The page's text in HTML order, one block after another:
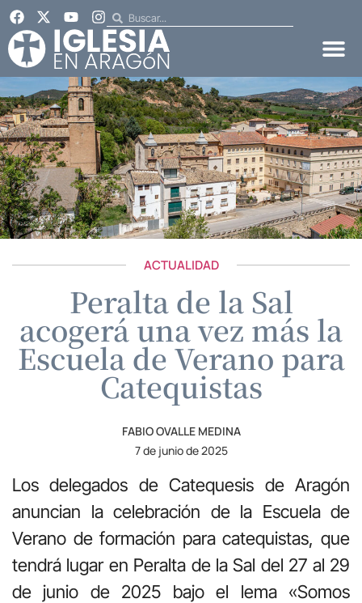
ACTUALIDAD
Peralta de la Sal
acogerá una vez más la
Escuela de Verano para
Catequistas
FABIO OVALLE MEDINA
7 de junio de 2025
Los delegados de Catequesis de Aragón
anuncian la celebración de la Escuela de
Verano de formación para catequistas, que
tendrá lugar en Peralta de la Sal del 27 al 29
de junio de 2025 bajo el lema «Somos